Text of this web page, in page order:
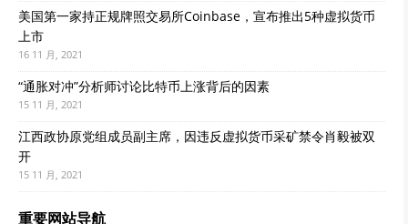
美国第一家持正规牌照交易所Coinbase，宣布推出5种虚拟货币
上市
16 11 月, 2021
“通胀对冲”分析师讨论比特币上涨背后的因素
15 11 月, 2021
江西政协原党组成员副主席，因违反虚拟货币采矿禁令肖毅被双
开
15 11 月, 2021
重要网站导航